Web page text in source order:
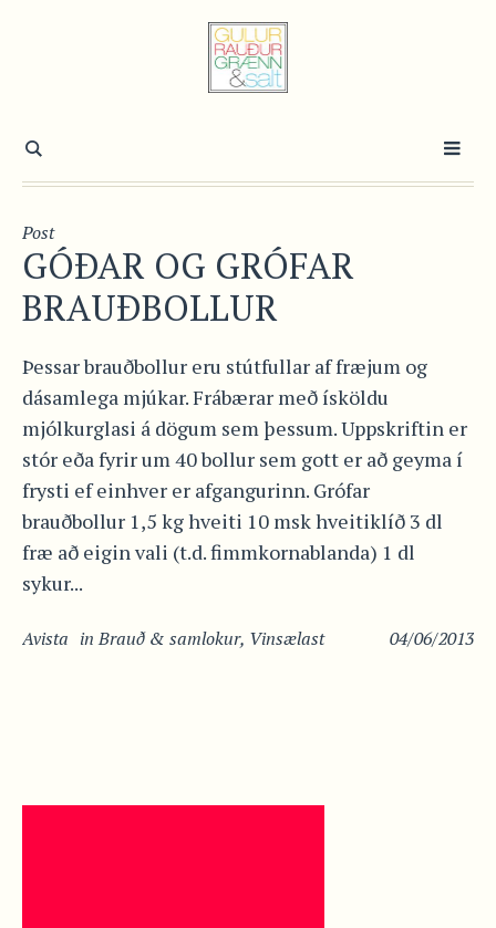
Post
GÓÐAR OG GRÓFAR
BRAUÐBOLLUR
Þessar brauðbollur eru stútfullar af fræjum og
dásamlega mjúkar. Frábærar með ísköldu
mjólkurglasi á dögum sem þessum. Uppskriftin er
stór eða fyrir um 40 bollur sem gott er að geyma í
frysti ef einhver er afgangurinn. Grófar
brauðbollur 1,5 kg hveiti 10 msk hveitiklíð 3 dl
fræ að eigin vali (t.d. fimmkornablanda) 1 dl
sykur...
04/06/2013
Avista inBrauð & samlokur, Vinsælast